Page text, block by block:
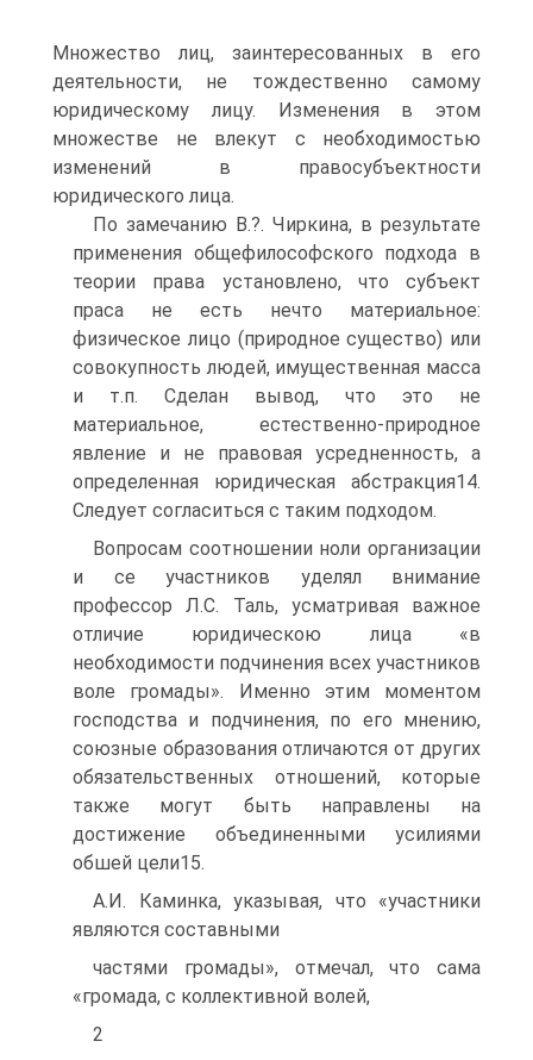
Множество лиц, заинтересованных в его
деятельности, не тождественно самому
юридическому лицу. Изменения в этом
множестве не влекут с необходимостью
изменений в правосубъектности
юридического лица.
По замечанию В.?. Чиркина, в результате
применения общефилософского подхода в
теории права установлено, что субъект
праса не есть нечто материальное:
физическое лицо (природное существо) или
совокупность людей, имущественная масса
и т.п. Сделан вывод, что это не
материальное, естественно-природное
явление и не правовая усредненность, а
определенная юридическая абстракция14.
Следует согласиться с таким подходом.
Вопросам соотношении ноли организации
и се участников уделял внимание
профессор Л.С. Таль, усматривая важное
отличие юридическою лица «в
необходимости подчинения всех участников
воле громады». Именно этим моментом
господства и подчинения, по его мнению,
союзные образования отличаются от других
обязательственных отношений, которые
также могут быть направлены на
достижение объединенными усилиями
обшей цели15.
А.И. Каминка, указывая, что «участники
являются составными
частями громады», отмечал, что сама
«громада, с коллективной волей,
2